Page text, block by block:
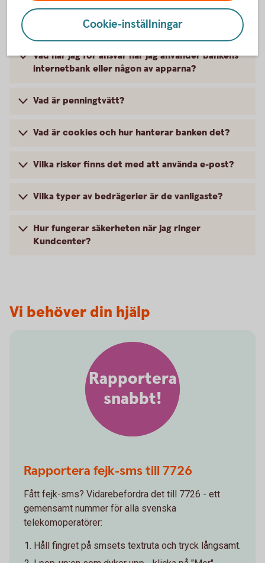
Vad har banken för ansvar när jag använder
internetbanken eller någon av apparna?
Vad har jag för ansvar när jag använder bankens
internetbank eller någon av apparna?
Vad är penningtvätt?
Vad är cookies och hur hanterar banken det?
Vilka risker finns det med att använda e-post?
Vilka typer av bedrägerier är de vanligaste?
Hur fungerar säkerheten när jag ringer
Kundcenter?
Vi behöver din hjälp
Rapportera fejk-sms till 7726
Fått fejk-sms? Vidarebefordra det till 7726 - ett
gemensamt nummer för alla svenska
telekomoperatörer:
Håll fingret på smsets textruta och tryck långsamt.
Rapportera
snabbt!
Cookie-inställningar